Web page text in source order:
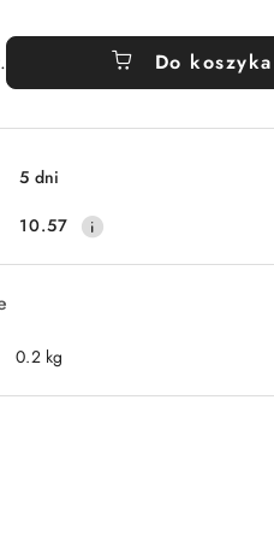
Do koszyka
5 dni
10.57
0.2 kg